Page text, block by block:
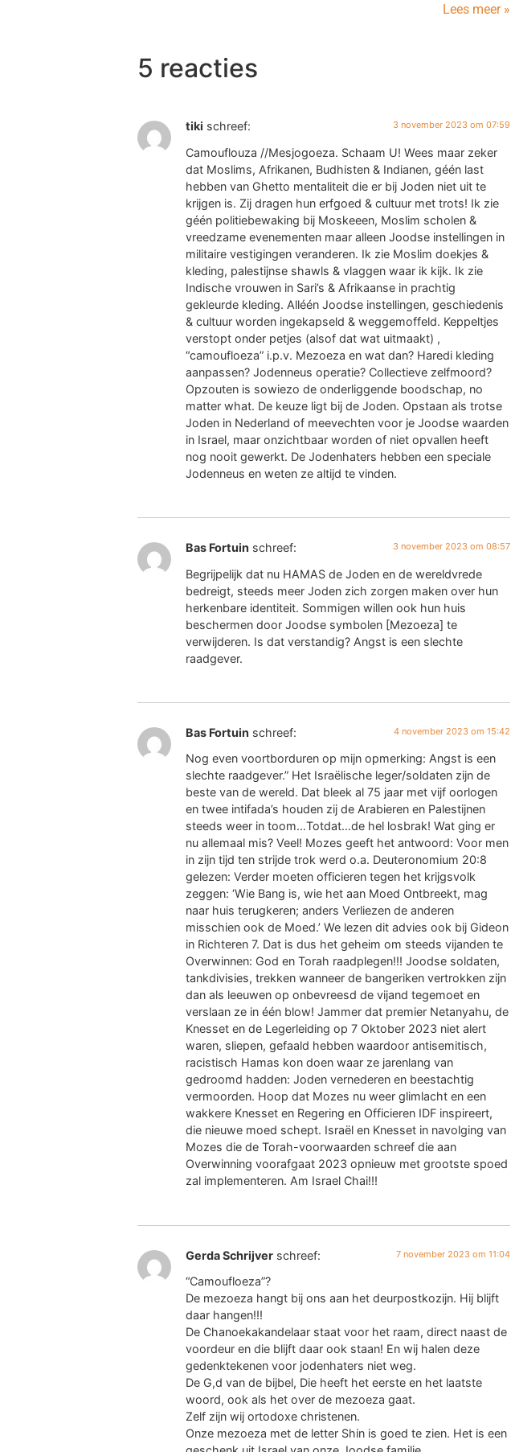
Lees meer »
5 reacties
tiki schreef: 3 november 2023 om 07:59
Camouflouza //Mesjogoeza. Schaam U! Wees maar zeker
dat Moslims, Afrikanen, Budhisten & Indianen, géén last
hebben van Ghetto mentaliteit die er bij Joden niet uit te
krijgen is. Zij dragen hun erfgoed & cultuur met trots! Ik zie
géén politiebewaking bij Moskeeen, Moslim scholen &
vreedzame evenementen maar alleen Joodse instellingen in
militaire vestigingen veranderen. Ik zie Moslim doekjes &
kleding, palestijnse shawls & vlaggen waar ik kijk. Ik zie
Indische vrouwen in Sari’s & Afrikaanse in prachtig
gekleurde kleding. Alléén Joodse instellingen, geschiedenis
& cultuur worden ingekapseld & weggemoffeld. Keppeltjes
verstopt onder petjes (alsof dat wat uitmaakt) ,
“camoufloeza” i.p.v. Mezoeza en wat dan? Haredi kleding
aanpassen? Jodenneus operatie? Collectieve zelfmoord?
Opzouten is sowiezo de onderliggende boodschap, no
matter what. De keuze ligt bij de Joden. Opstaan als trotse
Joden in Nederland of meevechten voor je Joodse waarden
in Israel, maar onzichtbaar worden of niet opvallen heeft
nog nooit gewerkt. De Jodenhaters hebben een speciale
Jodenneus en weten ze altijd te vinden.
Bas Fortuin schreef: 3 november 2023 om 08:57
Begrijpelijk dat nu HAMAS de Joden en de wereldvrede
bedreigt, steeds meer Joden zich zorgen maken over hun
herkenbare identiteit. Sommigen willen ook hun huis
beschermen door Joodse symbolen [Mezoeza] te
verwijderen. Is dat verstandig? Angst is een slechte
raadgever.
Bas Fortuin schreef: 4 november 2023 om 15:42
Nog even voortborduren op mijn opmerking: Angst is een
slechte raadgever.” Het Israëlische leger/soldaten zijn de
beste van de wereld. Dat bleek al 75 jaar met vijf oorlogen
en twee intifada’s houden zij de Arabieren en Palestijnen
steeds weer in toom…Totdat…de hel losbrak! Wat ging er
nu allemaal mis? Veel! Mozes geeft het antwoord: Voor men
in zijn tijd ten strijde trok werd o.a. Deuteronomium 20:8
gelezen: Verder moeten officieren tegen het krijgsvolk
zeggen: ‘Wie Bang is, wie het aan Moed Ontbreekt, mag
naar huis terugkeren; anders Verliezen de anderen
misschien ook de Moed.’ We lezen dit advies ook bij Gideon
in Richteren 7. Dat is dus het geheim om steeds vijanden te
Overwinnen: God en Torah raadplegen!!! Joodse soldaten,
tankdivisies, trekken wanneer de bangeriken vertrokken zijn
dan als leeuwen op onbevreesd de vijand tegemoet en
verslaan ze in één blow! Jammer dat premier Netanyahu, de
Knesset en de Legerleiding op 7 Oktober 2023 niet alert
waren, sliepen, gefaald hebben waardoor antisemitisch,
racistisch Hamas kon doen waar ze jarenlang van
gedroomd hadden: Joden vernederen en beestachtig
vermoorden. Hoop dat Mozes nu weer glimlacht en een
wakkere Knesset en Regering en Officieren IDF inspireert,
die nieuwe moed schept. Israël en Knesset in navolging van
Mozes die de Torah-voorwaarden schreef die aan
Overwinning voorafgaat 2023 opnieuw met grootste spoed
zal implementeren. Am Israel Chai!!!
Gerda Schrijver schreef: 7 november 2023 om 11:04
“Camoufloeza”?
De mezoeza hangt bij ons aan het deurpostkozijn. Hij blijft
daar hangen!!!
De Chanoekakandelaar staat voor het raam, direct naast de
voordeur en die blijft daar ook staan! En wij halen deze
gedenktekenen voor jodenhaters niet weg.
De G,d van de bijbel, Die heeft het eerste en het laatste
woord, ook als het over de mezoeza gaat.
Zelf zijn wij ortodoxe christenen.
Onze mezoeza met de letter Shin is goed te zien. Het is een